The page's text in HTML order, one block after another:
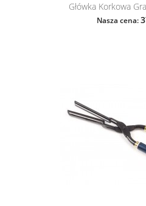
Główka Korkowa
Nasza cena: